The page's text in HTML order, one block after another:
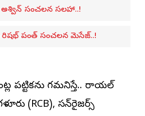
అశ్విన్ సంచలన సలహా..!
రిషభ్ పంత్ సంచలన మెసేజ్..!
పట్టికను గమనిస్తే.. రాయల్
(RCB), సన్‌రైజర్స్